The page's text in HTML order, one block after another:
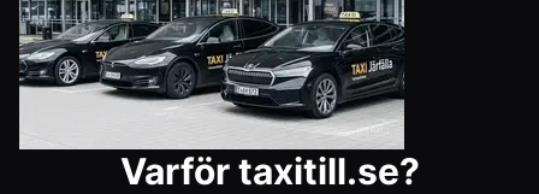
Varför taxitill.se?